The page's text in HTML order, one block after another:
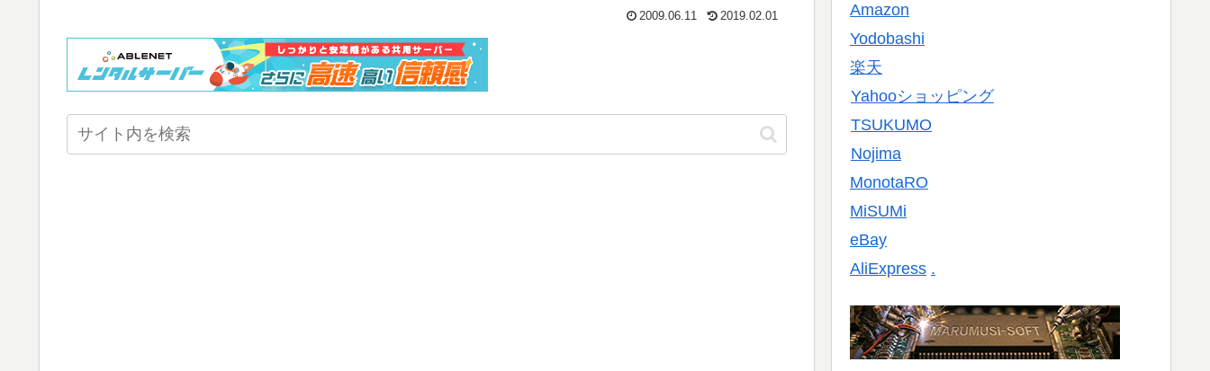
2009.06.11 2019.02.01
Amazon
Yodobashi
楽天
Yahooショッピング
TSUKUMO
Nojima
MonotaRO
MiSUMi
eBay
AliExpress .